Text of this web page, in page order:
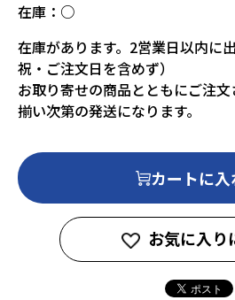
在庫： ○
在庫があります。2営業日以内に
祝・ご注文日を含めず）
お取り寄せの商品とともにご注
揃い次第の発送になります。
カートに入
お気に入り